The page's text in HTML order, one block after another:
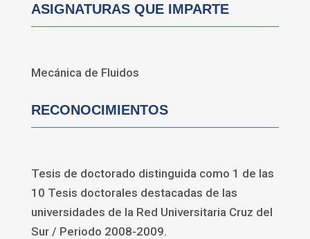
ASIGNATURAS QUE IMPARTE
Mecánica de Fluidos
RECONOCIMIENTOS
Tesis de doctorado distinguida como 1 de las
10 Tesis doctorales destacadas de las
universidades de la Red Universitaria Cruz del
Sur / Periodo 2008-2009.